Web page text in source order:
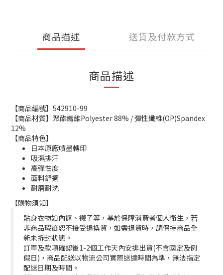
商品描述 送貨及付款方式
商品描述
【商品編號】542910-99
【商品材質】聚酯纖維Polyester 88% / 彈性纖維(OP)Spandex
12%
【商品特色】
日本原廠噴墨轉印
吸濕排汗
高彈性度
面料舒適
耐磨耐洗
【購物須知】
貼身衣物如內褲、襪子等，基於保障消費者個人衛生，若
非商品瑕疵恕不接受退換貨，如需退貨時，請保持商品全
新未拆封狀態。
訂單及款項確認後1-2個工作天內安排出貨(不含國定及例
假日)，商品配送以物流公司實際送達時間為準，無法指定
配送日期及時間。